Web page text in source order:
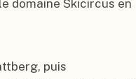
domaine Skicircus en
puis